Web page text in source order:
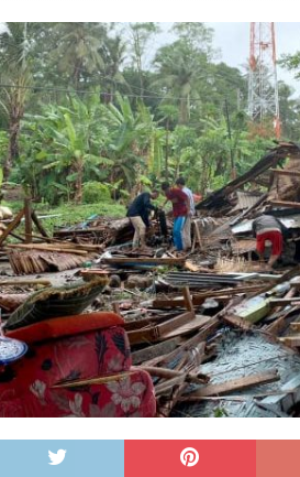
[ 2025.09.02 17:27 ] Tri horoskopska znaka sa
[ 2025.08.30 15:28 ] Ubistvo Andreja Parubija
[ 2018.12.09 09:30 ] Banjalučki horski susreti